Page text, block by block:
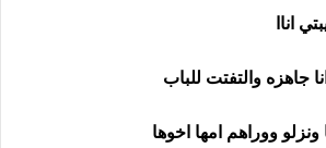
اناا
جاهزه والتفتت للباب
ونزلو ووراهم امها اخوها